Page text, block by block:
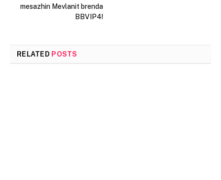
mesazhin Mevlanit brenda
BBVIP4!
RELATED POSTS